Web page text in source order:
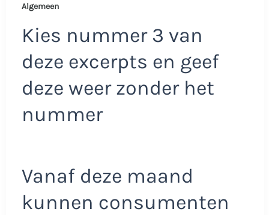
Algemeen
Kies nummer 3 van
deze excerpts en geef
deze weer zonder het
nummer
Vanaf deze maand
kunnen consumenten